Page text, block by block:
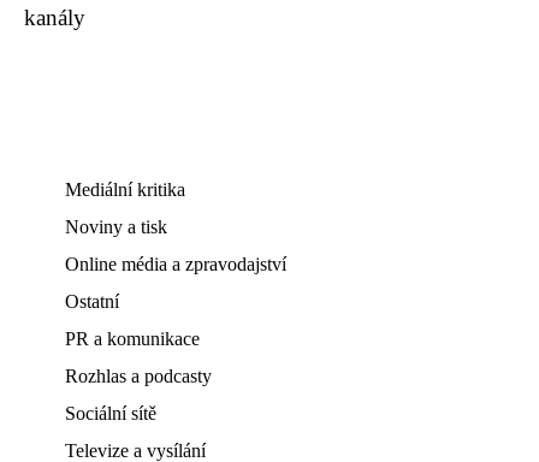
kanály
Mediální kritika
Noviny a tisk
Online média a zpravodajství
Ostatní
PR a komunikace
Rozhlas a podcasty
Sociální sítě
Televize a vysílání